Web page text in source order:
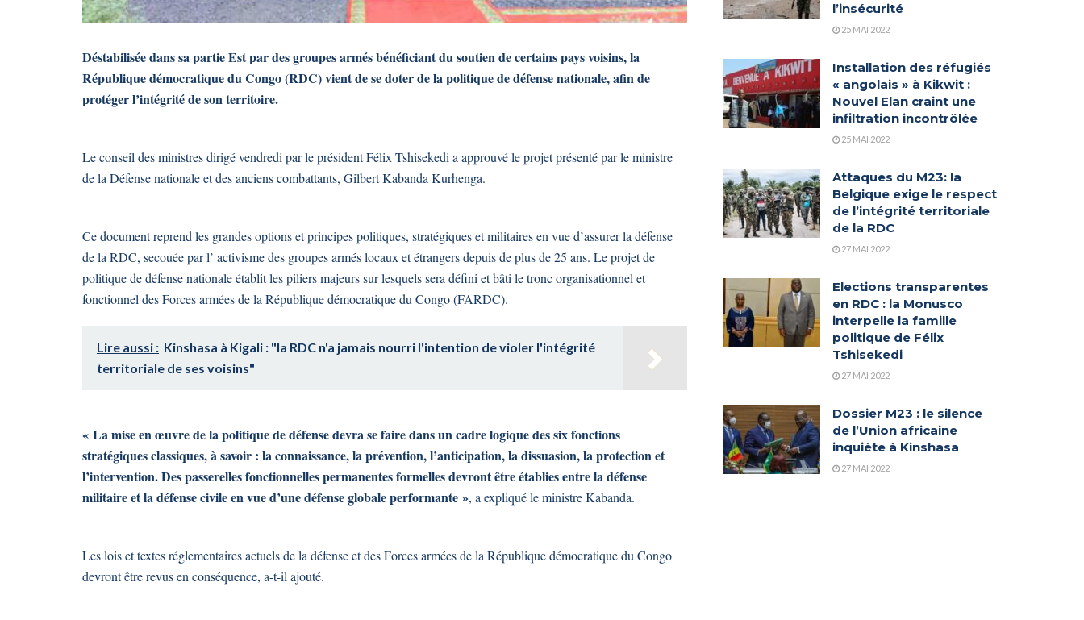
Déstabilisée dans sa partie Est par des groupes armés bénéficiant du soutien de certains pays voisins, la
République démocratique du Congo (RDC) vient de se doter de la politique de défense nationale, afin de
protéger l’intégrité de son territoire.
Le conseil des ministres dirigé vendredi par le président Félix Tshisekedi a approuvé le projet présenté par le ministre
de la Défense nationale et des anciens combattants, Gilbert Kabanda Kurhenga.
Ce document reprend les grandes options et principes politiques, stratégiques et militaires en vue d’assurer la défense
de la RDC, secouée par l’ activisme des groupes armés locaux et étrangers depuis de plus de 25 ans. Le projet de
politique de défense nationale établit les piliers majeurs sur lesquels sera défini et bâti le tronc organisationnel et
fonctionnel des Forces armées de la République démocratique du Congo (FARDC).
Lire aussi : Kinshasa à Kigali : "la RDC n'a jamais nourri l'intention de violer l'intégrité
territoriale de ses voisins"
« La mise en œuvre de la politique de défense devra se faire dans un cadre logique des six fonctions
stratégiques classiques, à savoir : la connaissance, la prévention, l’anticipation, la dissuasion, la protection et
l’intervention. Des passerelles fonctionnelles permanentes formelles devront être établies entre la défense
militaire et la défense civile en vue d’une défense globale performante », a expliqué le ministre Kabanda.
Les lois et textes réglementaires actuels de la défense et des Forces armées de la République démocratique du Congo
devront être revus en conséquence, a-t-il ajouté.
l’insécurité
25 MAI 2022
Installation des réfugiés
« angolais » à Kikwit :
Nouvel Elan craint une
infiltration incontrôlée
25 MAI 2022
Attaques du M23: la
Belgique exige le respect
de l’intégrité territoriale
de la RDC
27 MAI 2022
Elections transparentes
en RDC : la Monusco
interpelle la famille
politique de Félix
Tshisekedi
27 MAI 2022
Dossier M23 : le silence
de l’Union africaine
inquiète à Kinshasa
27 MAI 2022